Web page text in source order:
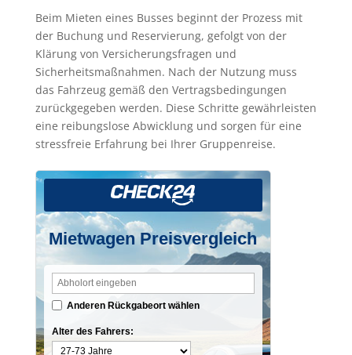
Beim Mieten eines Busses beginnt der Prozess mit
der Buchung und Reservierung, gefolgt von der
Klärung von Versicherungsfragen und
Sicherheitsmaßnahmen. Nach der Nutzung muss
das Fahrzeug gemäß den Vertragsbedingungen
zurückgegeben werden. Diese Schritte gewährleisten
eine reibungslose Abwicklung und sorgen für eine
stressfreie Erfahrung bei Ihrer Gruppenreise.
Mietwagen Preisvergleich
Anderen Rückgabeort wählen
Alter des Fahrers: